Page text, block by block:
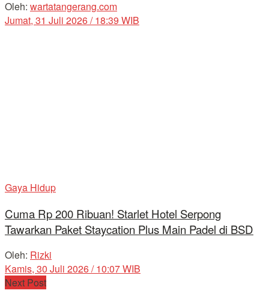
Oleh: wartatangerang.com
Jumat, 31 Juli 2026 / 18:39 WIB
Gaya Hidup
Cuma Rp 200 Ribuan! Starlet Hotel Serpong
Tawarkan Paket Staycation Plus Main Padel di BSD
Oleh: Rizki
Kamis, 30 Juli 2026 / 10:07 WIB
Next Post